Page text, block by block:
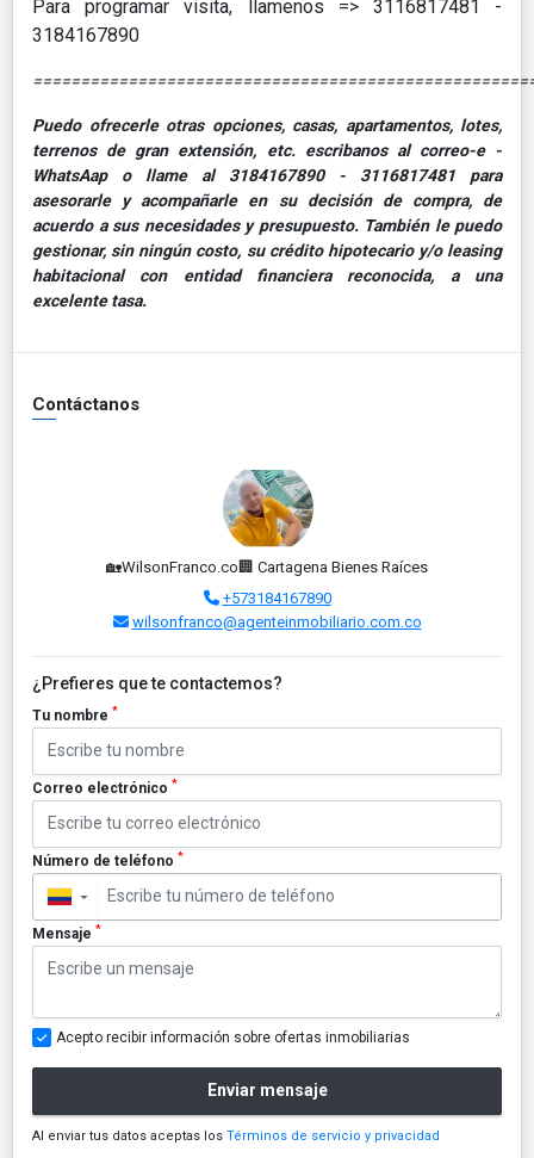
Para programar visita, llamenos => 3116817481 -
3184167890
Puedo ofrecerle otras opciones, casas, apartamentos, lotes,
terrenos de gran extensión, etc. escribanos al correo-e -
WhatsAap o llame al 3184167890 - 3116817481 para
asesorarle y acompañarle en su decisión de compra, de
acuerdo a sus necesidades y presupuesto. También le puedo
gestionar, sin ningún costo, su crédito hipotecario y/o leasing
habitacional con entidad financiera reconocida, a una
excelente tasa.
Contáctanos
🏡WilsonFranco.co🏢 Cartagena Bienes Raíces
+573184167890
wilsonfranco@agenteinmobiliario.com.co
¿Prefieres que te contactemos?
Tu nombre *
Correo electrónico *
Número de teléfono *
▼
Mensaje *
Acepto recibir información sobre ofertas inmobiliarias
Enviar mensaje
Al enviar tus datos aceptas los Términos de servicio y privacidad